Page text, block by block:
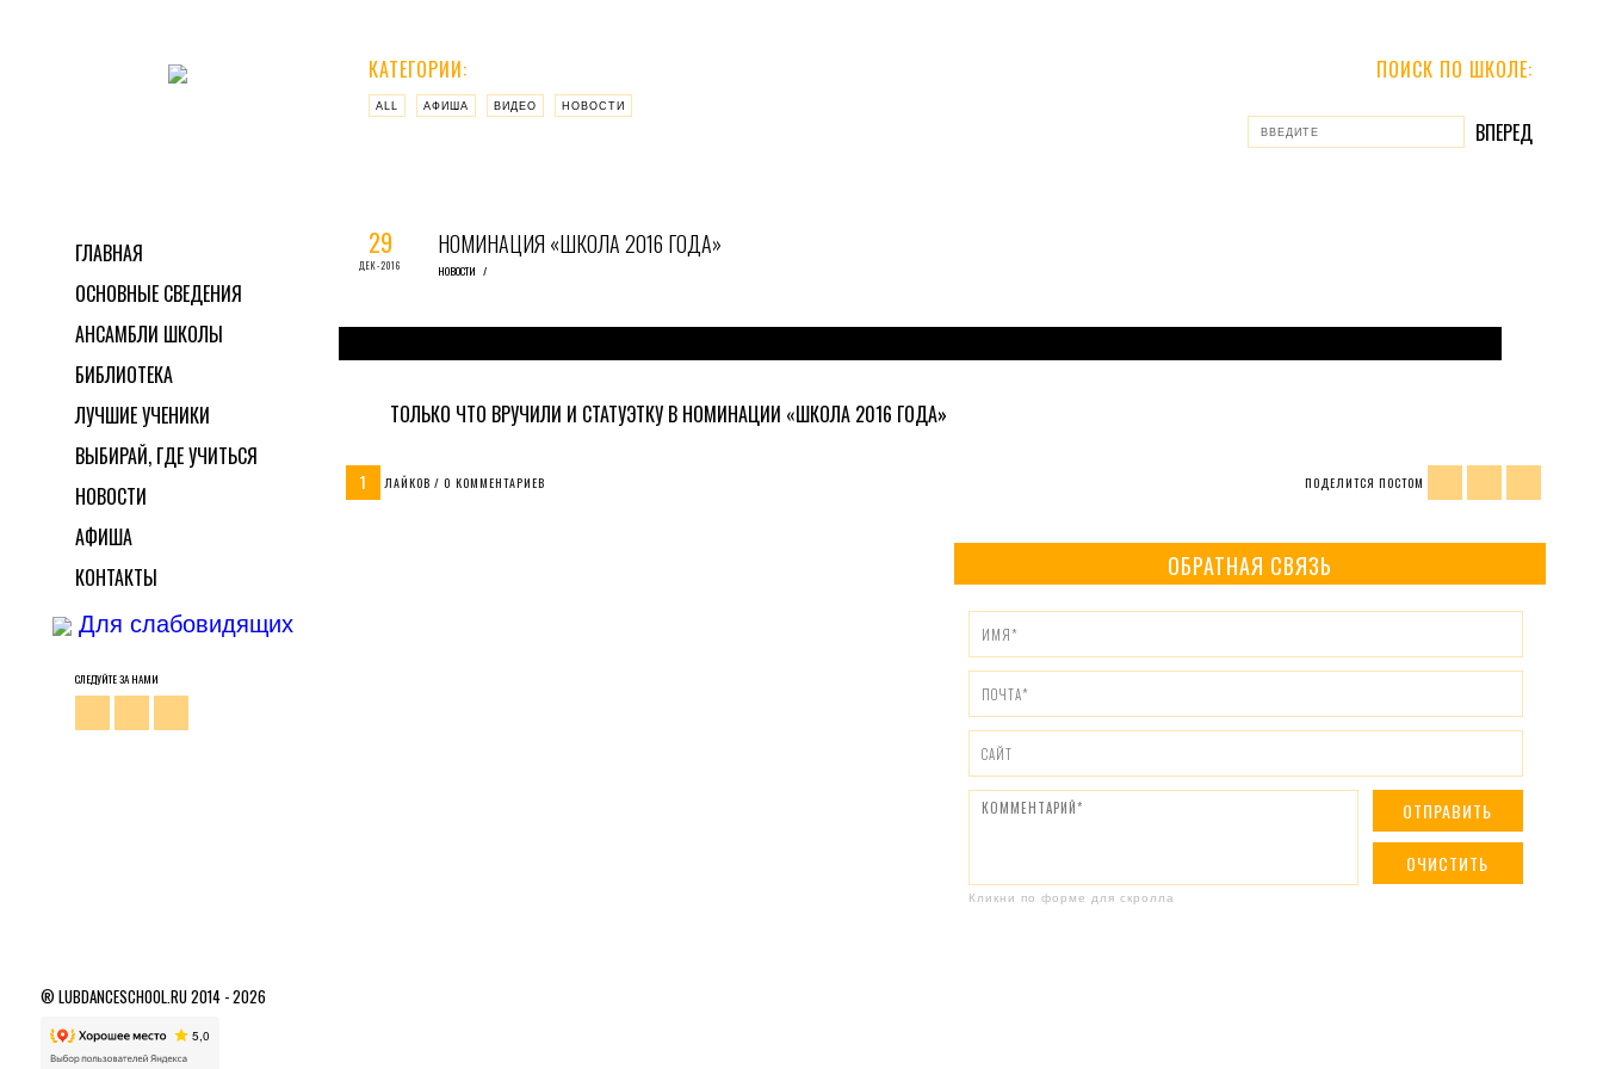
ГЛАВНАЯ
ОСНОВНЫЕ СВЕДЕНИЯ
АНСАМБЛИ ШКОЛЫ
БИБЛИОТЕКА
ЛУЧШИЕ УЧЕНИКИ
ВЫБИРАЙ, ГДЕ УЧИТЬСЯ
НОВОСТИ
АФИША
КОНТАКТЫ
Для слабовидящих
СЛЕДУЙТЕ ЗА НАМИ
КАТЕГОРИИ:
ALL АФИША ВИДЕО НОВОСТИ
ПОИСК ПО ШКОЛЕ:
29
ДЕК-2016
НОМИНАЦИЯ «ШКОЛА 2016 ГОДА»
НОВОСТИ /
ТОЛЬКО ЧТО ВРУЧИЛИ И СТАТУЭТКУ В НОМИНАЦИИ «ШКОЛА 2016 ГОДА»
1 ЛАЙКОВ / 0 КОММЕНТАРИЕВ ПОДЕЛИТСЯ ПОСТОМ
ОБРАТНАЯ СВЯЗЬ
Кликни по форме для скролла
® LUBDANCESCHOOL.RU 2014 - 2026